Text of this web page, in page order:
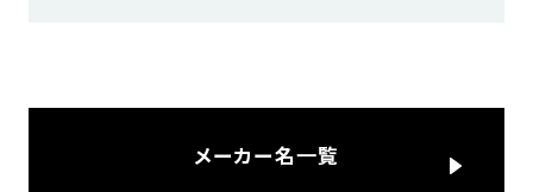
メーカー名一覧